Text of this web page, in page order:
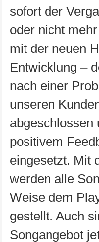
sofort der
oder nicht
mit der neuen
Entwicklung –
nach einer
unseren
abgeschlossen
positivem
eingesetzt. Mit
werden alle
Weise dem
gestellt. Auch
Songangebot